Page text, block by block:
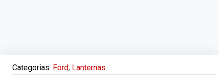
Categorias: Ford, Lanternas